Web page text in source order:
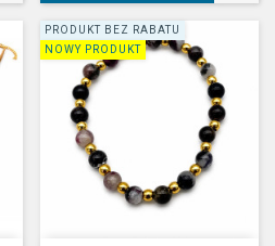
PRODUKT BEZ RABATU
NOWY PRODUKT